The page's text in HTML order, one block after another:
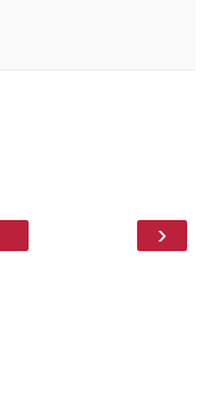
›